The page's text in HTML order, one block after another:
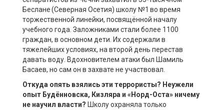
Беслане (Северная Осетия) школу №1 во время
торжественной линейки, посвящённой началу
учебного года. Заложниками стали более 1100
граждан, в основном дети. Их содержали в
тяжелейших условиях, на второй день перестав
давать воду. Вдохновителем атаки был Шамиль
Басаев, но сам он в захвате не участвовал.
Откуда опять взялись эти террористы? Неужели
опыт Будённовска, Кизляра и «Норд-Оста» ничему
не научил власти? Школу охраняла только